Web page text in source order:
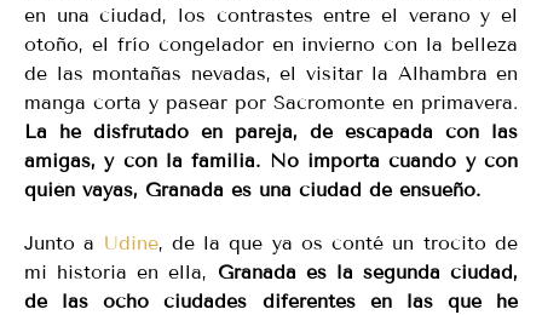
en una ciudad, los contrastes entre el verano y el
otoño, el frío congelador en invierno con la belleza
de las montañas nevadas, el visitar la Alhambra en
manga corta y pasear por Sacromonte en primavera.
La he disfrutado en pareja, de escapada con las
amigas, y con la familia. No importa cuando y con
quién vayas, Granada es una ciudad de ensueño.
Junto a Udine, de la que ya os conté un trocito de
mi historia en ella, Granada es la segunda ciudad,
de las ocho ciudades diferentes en las que he